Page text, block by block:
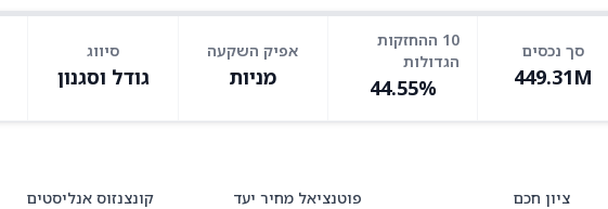
סך נכסים
449.31M
10 ההחזקות
הגדולות
44.55%
אפיק השקעה
מניות
סיווג
גודל וסגנון
ציון חכם
פוטנציאל מחיר יעד
קונצנזוס אנליסטים